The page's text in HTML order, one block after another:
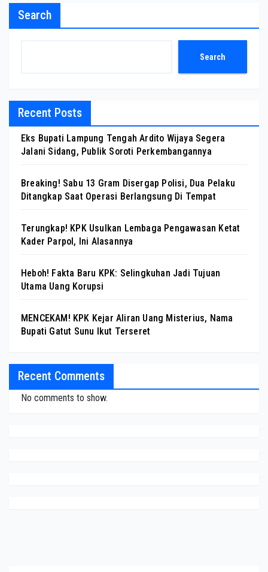
Search
Search
Recent Posts
Eks Bupati Lampung Tengah Ardito Wijaya Segera
Jalani Sidang, Publik Soroti Perkembangannya
Breaking! Sabu 13 Gram Disergap Polisi, Dua Pelaku
Ditangkap Saat Operasi Berlangsung Di Tempat
Terungkap! KPK Usulkan Lembaga Pengawasan Ketat
Kader Parpol, Ini Alasannya
Heboh! Fakta Baru KPK: Selingkuhan Jadi Tujuan
Utama Uang Korupsi
MENCEKAM! KPK Kejar Aliran Uang Misterius, Nama
Bupati Gatut Sunu Ikut Terseret
Recent Comments
No comments to show.